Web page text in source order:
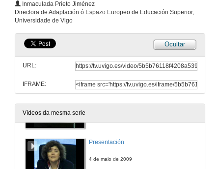
Inmaculada Prieto Jiménez
Directora de Adaptación ó Espazo Europeo de Educación Superior,
Universidade de Vigo
Ocultar
URL:
IFRAME:
Vídeos da mesma serie
Presentación
4 de maio de 2009
Presentación
4 de maio de 2009